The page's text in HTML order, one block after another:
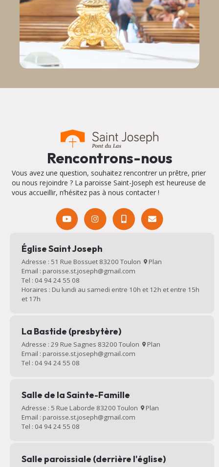
Rencontrons-nous
Vous avez une question, souhaitez rencontrer un prêtre, prier
ou nous rejoindre ? La paroisse Saint-Joseph est heureuse de
vous accueillir, n’hésitez pas à nous contacter !
Église Saint Joseph
Adresse : 51 Rue Bossuet 83200 Toulon
Plan
Email : paroisse.st.joseph@gmail.com
Tel : 04 94 24 55 08
Horaires : Du lundi au samedi entre 10h et 12h et entre 15h
et 17h
La Bastide (presbytère)
Adresse : 29 Rue Sagnes 83200 Toulon
Plan
Email : paroisse.st.joseph@gmail.com
Tel : 04 94 24 55 08
Salle de la Sainte-Famille
Adresse : 5 Rue Laborde 83200 Toulon
Plan
Email : paroisse.st.joseph@gmail.com
Tel : 04 94 24 55 08
Salle paroissiale (derrière l'église)